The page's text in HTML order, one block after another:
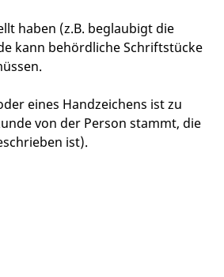
haben (z.B. beglaubigt die
kann behördliche Schriftstücke
eines Handzeichens ist zu
von der Person stammt, die
ist).